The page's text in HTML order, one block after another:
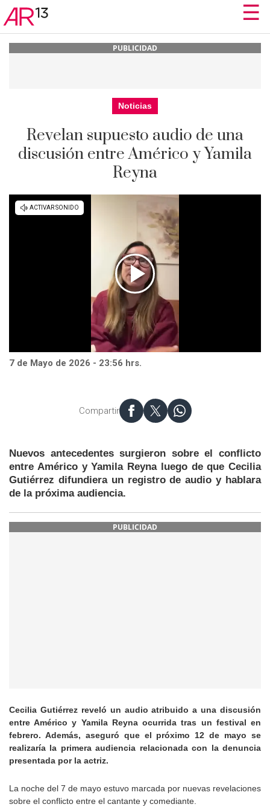
☰
PUBLICIDAD
Noticias
Revelan supuesto audio de una
discusión entre Américo y Yamila
Reyna
7 de Mayo de 2026 - 23:56 hrs.
Compartir
Nuevos antecedentes surgieron sobre el conflicto
entre Américo y Yamila Reyna luego de que Cecilia
Gutiérrez difundiera un registro de audio y hablara
de la próxima audiencia.
PUBLICIDAD
Cecilia Gutiérrez reveló un audio atribuido a una discusión
entre Américo y Yamila Reyna ocurrida tras un festival en
febrero. Además, aseguró que el próximo 12 de mayo se
realizaría la primera audiencia relacionada con la denuncia
presentada por la actriz.
La noche del 7 de mayo estuvo marcada por nuevas revelaciones
sobre el conflicto entre el cantante y comediante.
☰